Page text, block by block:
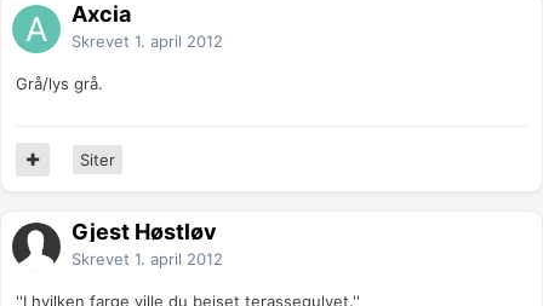
Axcia
Skrevet 1. april 2012
Grå/lys grå.
Siter
Gjest Høstløv
Skrevet 1. april 2012
''I hvilken farge ville du beiset terassegulvet.''